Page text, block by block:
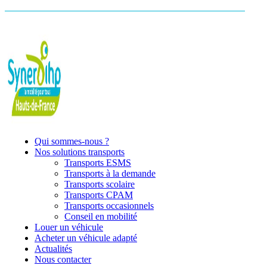
Qui sommes-nous ?
Nos solutions transports
Transports ESMS
Transports à la demande
Transports scolaire
Transports CPAM
Transports occasionnels
Conseil en mobilité
Louer un véhicule
Acheter un véhicule adapté
Actualités
Nous contacter